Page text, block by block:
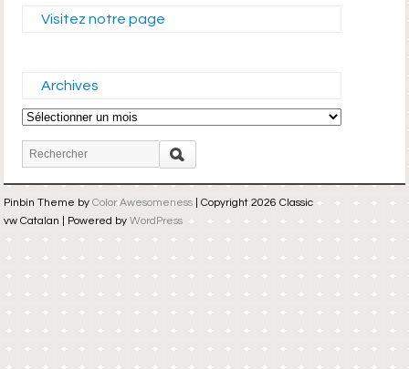
Visitez notre page
Archives
Archives
Pinbin Theme by Color Awesomeness| Copyright 2026 Classic
vw Catalan | Powered by WordPress